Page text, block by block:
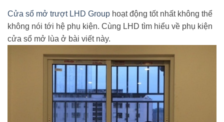
Cửa sổ mở trượt LHD Group hoạt động tốt nhất không thể
không nói tới hệ phụ kiện. Cùng LHD tìm hiểu về phụ kiện
cửa sổ mở lùa ở bài viết này.